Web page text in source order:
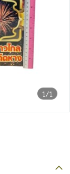
1/1